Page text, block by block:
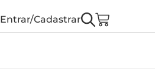
Entrar/Cadastrar